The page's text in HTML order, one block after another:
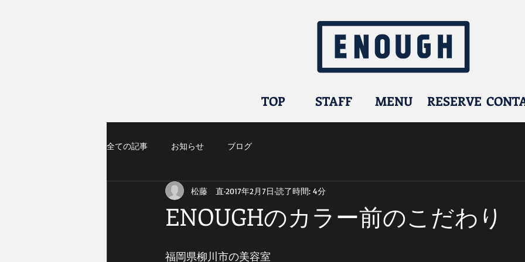
TOP STAFF MENU RESERVE
全ての記事 お知らせ ブログ
ENOUGHのカラー前のこだわり
松藤 直 2017年2月7日 読了時間: 4分
福岡県柳川市の美容室